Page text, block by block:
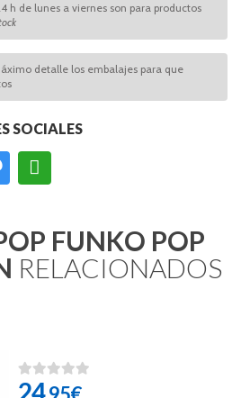
h de lunes a viernes son para productos
detalle los embalajes para que
SOCIALES
FUNKO POP
RELACIONADOS
24